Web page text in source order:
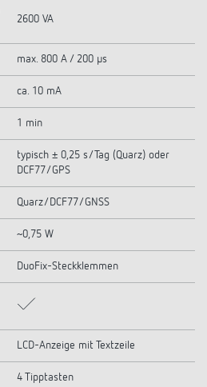
2600 VA
max. 800 A / 200 µs
ca. 10 mA
1 min
typisch ± 0,25 s/Tag (Quarz) oder
DCF77/GPS
Quarz/DCF77/GNSS
~0,75 W
DuoFix-Steckklemmen
LCD-Anzeige mit Textzeile
4 Tipptasten